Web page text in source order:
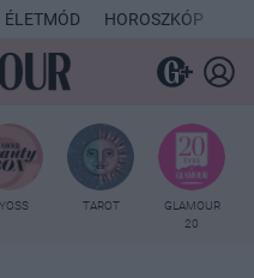
ÉLETMÓD HOROSZKÓP
TAROT
GLAMOUR
20